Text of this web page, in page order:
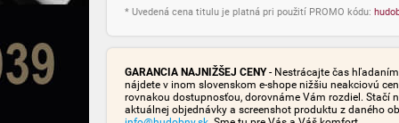
* Uvedená cena titulu je platná pri použití PROMO kódu:
GARANCIA NAJNIŽŠEJ CENY- Nestrácajte čas
nájdete v inom slovenskom e-shope nižšiu neakciovú
rovnakou dostupnosťou, dorovnáme Vám rozdiel. Stačí
aktuálnej objednávky a screenshot produktu z daného